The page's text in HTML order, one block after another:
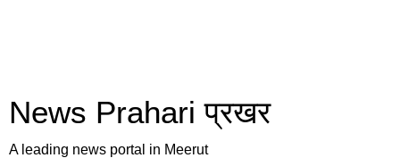
News Prahari प्रखर
A leading news portal in Meerut